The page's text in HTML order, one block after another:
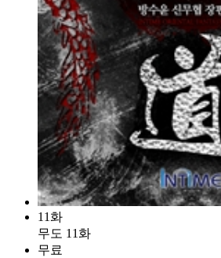
11화
무도 11화
무료